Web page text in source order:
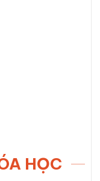
HỌC